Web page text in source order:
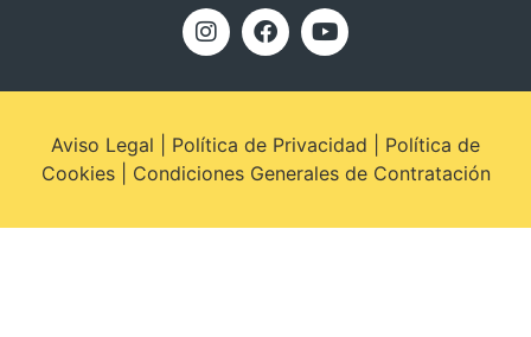
Aviso Legal Política de Privacidad
Política de
Cookies| Condiciones Generales de Contratación